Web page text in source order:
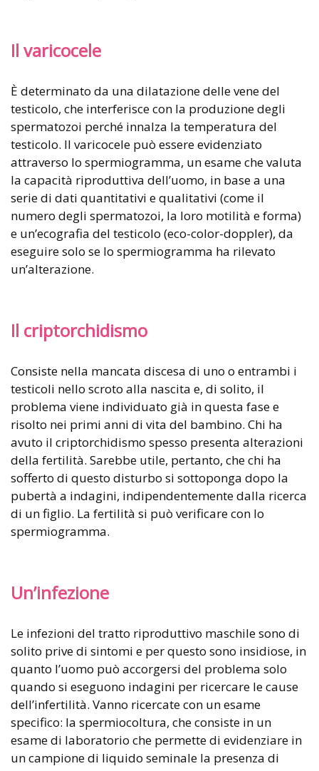
Il varicocele
È determinato da una dilatazione delle vene del
testicolo, che interferisce con la produzione degli
spermatozoi perché innalza la temperatura del
testicolo. Il varicocele può essere evidenziato
attraverso lo spermiogramma, un esame che valuta
la capacità riproduttiva dell’uomo, in base a una
serie di dati quantitativi e qualitativi (come il
numero degli spermatozoi, la loro motilità e forma)
e un’ecografia del testicolo (eco-color-doppler), da
eseguire solo se lo spermiogramma ha rilevato
un’alterazione.
Il criptorchidismo
Consiste nella mancata discesa di uno o entrambi i
testicoli nello scroto alla nascita e, di solito, il
problema viene individuato già in questa fase e
risolto nei primi anni di vita del bambino. Chi ha
avuto il criptorchidismo spesso presenta alterazioni
della fertilità. Sarebbe utile, pertanto, che chi ha
sofferto di questo disturbo si sottoponga dopo la
pubertà a indagini, indipendentemente dalla ricerca
di un figlio. La fertilità si può verificare con lo
spermiogramma.
Un’infezione
Le infezioni del tratto riproduttivo maschile sono di
solito prive di sintomi e per questo sono insidiose, in
quanto l’uomo può accorgersi del problema solo
quando si eseguono indagini per ricercare le cause
dell’infertilità. Vanno ricercate con un esame
specifico: la spermiocoltura, che consiste in un
esame di laboratorio che permette di evidenziare in
un campione di liquido seminale la presenza di